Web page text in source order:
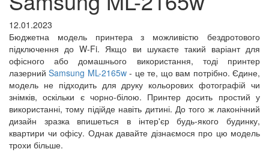
12.01.2023
Бюджетна модель принтера з можливістю бездротового
підключення до W-Fi. Якщо ви шукаєте такий варіант для
офісного або домашнього використання, тоді принтер
лазернийSamsung ML-2165w- це те, що вам потрібно. Єдине,
модель не підходить для друку кольорових фотографій чи
знімків, оскільки є чорно-білою. Принтер досить простий у
використанні, тому підійде навіть дитині. До того ж лаконічний
дизайн зразка впишеться в інтер'єр будь-якого будинку,
квартири чи офісу. Однак давайте дізнаємося про цю модель
трохи більше.